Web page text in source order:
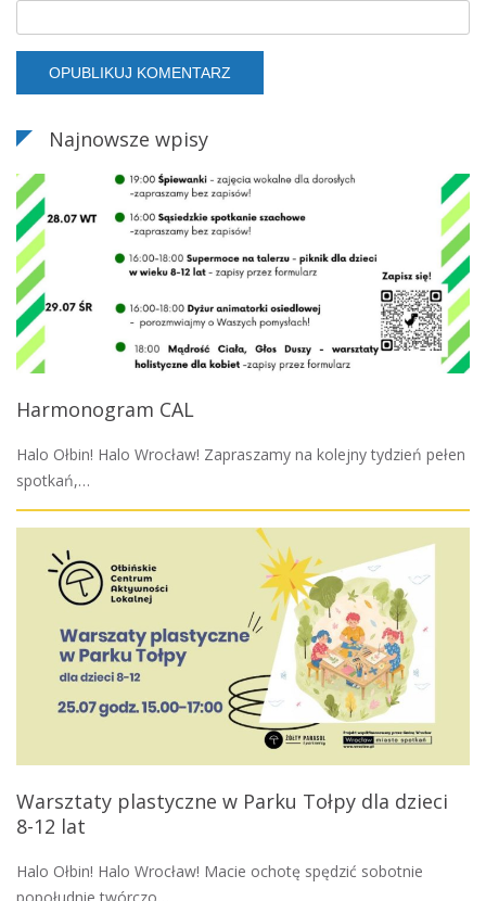
Najnowsze wpisy
Harmonogram CAL
Halo Ołbin! Halo Wrocław! Zapraszamy na kolejny tydzień pełen
spotkań,…
Warsztaty plastyczne w Parku Tołpy dla dzieci
8-12 lat
Halo Ołbin! Halo Wrocław! Macie ochotę spędzić sobotnie